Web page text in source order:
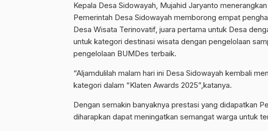
Kepala Desa Sidowayah, Mujahid Jaryanto
Pemerintah Desa Sidowayah memborong empat
Desa Wisata Terinovatif, juara pertama untuk Desa
untuk kategori destinasi wisata dengan pengelolaan
pengelolaan BUMDes terbaik.
“Aljamdulilah malam hari ini Desa Sidowayah kembali
kategori dalam “Klaten Awards 2025”,katanya.
Dengan semakin banyaknya prestasi yang didapatkan
diharapkan dapat meningatkan semangat warga untuk